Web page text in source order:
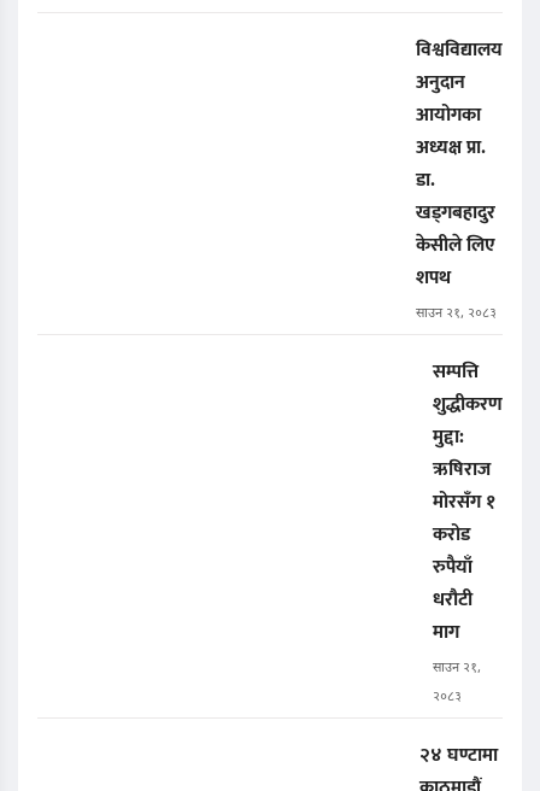
विश्वविद्यालय
अनुदान
आयोगका
अध्यक्ष प्रा.
डा.
खड्गबहादुर
केसीले लिए
शपथ
साउन २१, २०८३
सम्पत्ति
शुद्धीकरण
मुद्दा:
ऋषिराज
मोरसँग १
करोड
रुपैयाँ
धरौटी
माग
साउन २१,
२०८३
२४ घण्टामा